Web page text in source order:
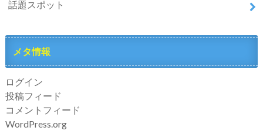
話題スポット
メタ情報
ログイン
投稿フィード
コメントフィード
WordPress.org